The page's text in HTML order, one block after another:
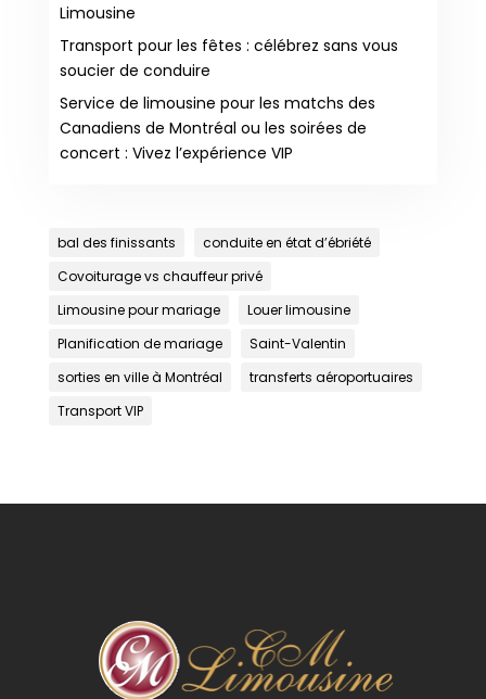
Limousine
Transport pour les fêtes : célébrez sans vous
soucier de conduire
Service de limousine pour les matchs des
Canadiens de Montréal ou les soirées de
concert : Vivez l’expérience VIP
bal des finissants
conduite en état d’ébriété
Covoiturage vs chauffeur privé
Limousine pour mariage
Louer limousine
Planification de mariage
Saint-Valentin
sorties en ville à Montréal
transferts aéroportuaires
Transport VIP